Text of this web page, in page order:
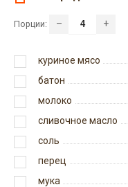
Порции: – +
куриное мясо
батон
молоко
сливочное масло
соль
перец
мука